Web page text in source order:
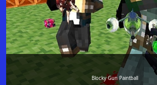
Blocky Gun Paintball